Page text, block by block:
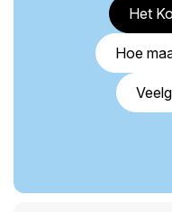
Het
Hoe